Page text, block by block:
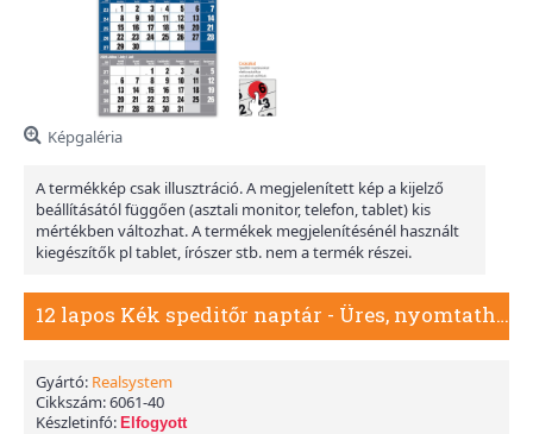
Képgaléria
A termékkép csak illusztráció. A megjelenített kép a kijelző
beállításától függően (asztali monitor, telefon, tablet) kis
mértékben változhat. A termékek megjelenítésénél használt
kiegészítők pl tablet, írószer stb. nem a termék részei.
12 lapos Kék speditőr naptár - Üres, nyomtatható fejrésszel
Gyártó: Realsystem
Cikkszám:6061-40
Készletinfó: Elfogyott